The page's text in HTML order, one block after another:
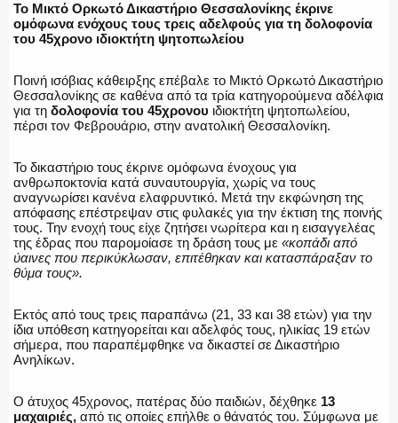
ΠΥΡΟΣΒΕΣΤΙΚΗ
ΛΙΜΕΝΙΚΟ
ΕΝΟΠΛΕΣ ΔΥΝΑΜΕΙΣ
ΕΚΑΒ
ΑΣΤΥΝΟΜΙΚΟ ΡΕΠΟΡΤΑΖ
Το Μικτό Ορκωτό Δικαστήριο Θεσσαλονίκης έκρινε
ομόφωνα ενόχους τους τρεις αδελφούς για τη δολοφονία
του 45χρονο ιδιοκτήτη ψητοπωλείου
Ποινή ισόβιας κάθειρξης επέβαλε το Μικτό Ορκωτό Δικαστήριο
Θεσσαλονίκης σε καθένα από τα τρία κατηγορούμενα αδέλφια
για τη δολοφονία του 45χρονου ιδιοκτήτη ψητοπωλείου,
πέρσι τον Φεβρουάριο, στην ανατολική Θεσσαλονίκη.
Το δικαστήριο τους έκρινε ομόφωνα ένοχους για
ανθρωποκτονία κατά συναυτουργία, χωρίς να τους
αναγνωρίσει κανένα ελαφρυντικό. Μετά την εκφώνηση της
απόφασης επέστρεψαν στις φυλακές για την έκτιση της ποινής
τους. Την ενοχή τους είχε ζητήσει νωρίτερα και η εισαγγελέας
της έδρας που παρομοίασε τη δράση τους με «κοπάδι από
ύαινες που περικύκλωσαν, επιτέθηκαν και κατασπάραξαν το
θύμα τους».
Εκτός από τους τρεις παραπάνω (21, 33 και 38 ετών) για την
ίδια υπόθεση κατηγορείται και αδελφός τους, ηλικίας 19 ετών
σήμερα, που παραπέμφθηκε να δικαστεί σε Δικαστήριο
Ανηλίκων.
Ο άτυχος 45χρονος, πατέρας δύο παιδιών, δέχθηκε 13
μαχαιριές, από τις οποίες επήλθε ο θάνατός του. Σύμφωνα με